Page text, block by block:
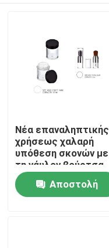
Αρχική Σελίδα
Νέα επαναληπτικής
χρήσεως χαλαρή
υπόθεση σκονών με
τη νάυλον βούρτσα
Αποστολή